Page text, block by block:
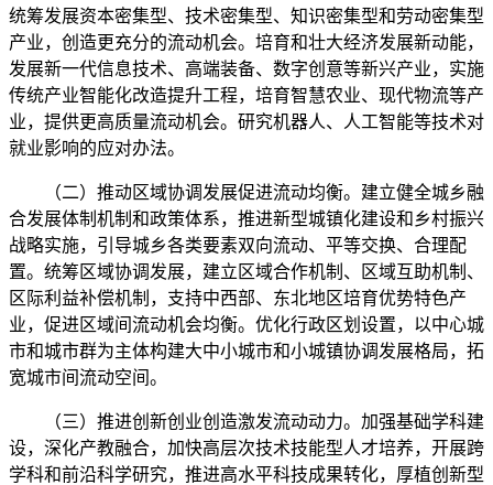
统筹发展资本密集型、技术密集型、知识密集型和劳动密集型
产业，创造更充分的流动机会。培育和壮大经济发展新动能，
发展新一代信息技术、高端装备、数字创意等新兴产业，实施
传统产业智能化改造提升工程，培育智慧农业、现代物流等产
业，提供更高质量流动机会。研究机器人、人工智能等技术对
就业影响的应对办法。
（二）推动区域协调发展促进流动均衡。建立健全城乡融
合发展体制机制和政策体系，推进新型城镇化建设和乡村振兴
战略实施，引导城乡各类要素双向流动、平等交换、合理配
置。统筹区域协调发展，建立区域合作机制、区域互助机制、
区际利益补偿机制，支持中西部、东北地区培育优势特色产
业，促进区域间流动机会均衡。优化行政区划设置，以中心城
市和城市群为主体构建大中小城市和小城镇协调发展格局，拓
宽城市间流动空间。
（三）推进创新创业创造激发流动动力。加强基础学科建
设，深化产教融合，加快高层次技术技能型人才培养，开展跨
学科和前沿科学研究，推进高水平科技成果转化，厚植创新型